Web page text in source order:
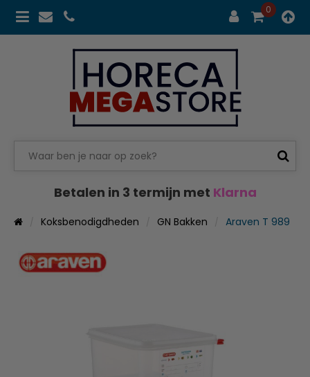
0
Betalen in 3 termijn met Klarna
Koksbenodigdheden GN Bakken Araven T 989